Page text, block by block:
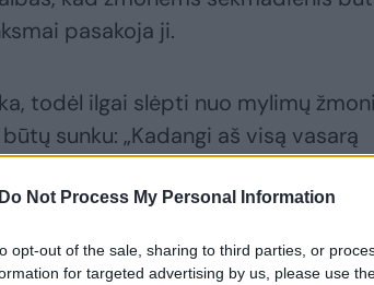
Do Not Process My Personal Information
opt-out of the sale, sharing to third parties, or
for targeted advertising by us, please use
pasakoja ji.
todėl ilgai slėpti nuo mylimų
sunku: „Kadangi aš visą vasarą
susiplanavusi savaitei su darbais ir
iš jų buvo „Kaukių“ filmavimas. Tai
ir meluoti, ir užjaučiu labai
paslaptį tiek ilgai.“